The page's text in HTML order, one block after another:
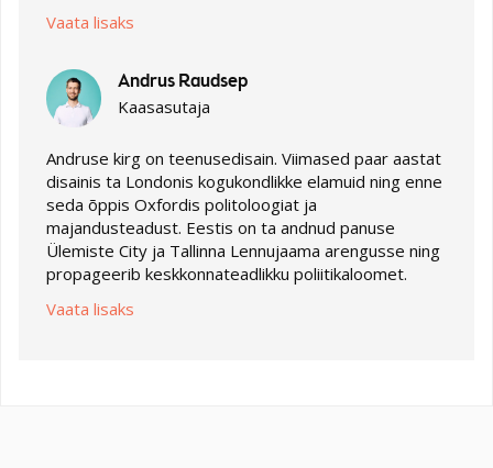
Vaata lisaks
Andrus Raudsep
Kaasasutaja
Andruse kirg on teenusedisain. Viimased paar aastat
disainis ta Londonis kogu­kondlikke elamuid ning enne
seda õppis Oxfordis politoloogiat ja
majandusteadust. Eestis on ta andnud panuse
Ülemiste City ja Tallinna Lennujaama arengusse ning
propageerib keskkonnateadlikku poliitikaloomet.
Vaata lisaks